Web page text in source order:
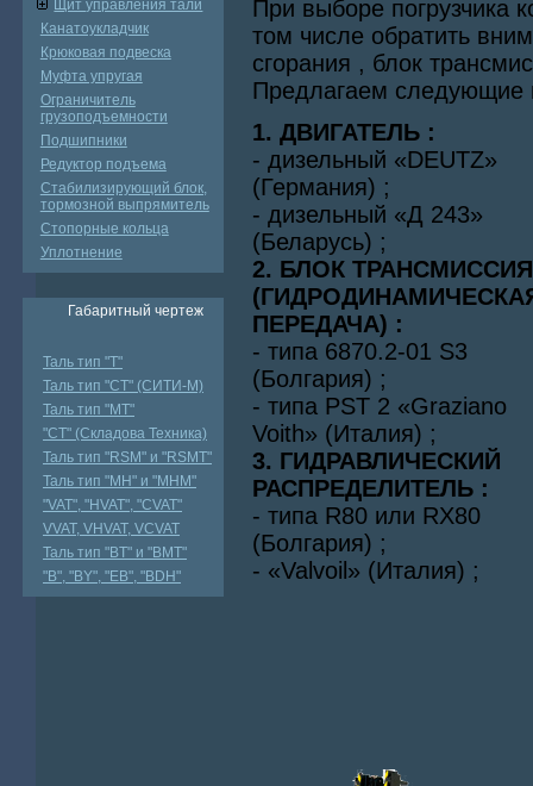
Щит управления тали
Канатоукладчик
Крюковая подвеска
Муфта упругая
Ограничитель
грузоподъемности
Подшипники
Редуктор подъема
Стабилизирующий блок,
тормозной выпрямитель
Стопорные кольца
Уплотнение
Габаритный чертеж
Таль тип "Т"
Таль тип "СТ" (СИТИ-М)
Таль тип "МТ"
"СТ" (Складова Техника)
Таль тип "RSМ" и "RSMT"
Таль тип "MH" и "МНМ"
"VAT", "HVAT", "CVAT"
VVAT, VHVAT, VCVAT
Таль тип "BT" и "BMT"
"В", "BY", "EВ", "BDH"
При выборе погрузчика
том числе обратить
сгорания , блок
Предлагаем следующие
1. ДВИГАТЕЛЬ :
- дизельный «DEUTZ»
(Германия) ;
- дизельный «Д 243»
(Беларусь) ;
2. БЛОК ТРАНСМИССИЯ
ПЕРЕДАЧА) :
- типа 6870.2-01 S3
(Болгария) ;
- типа PST 2 «Graziano
Voith» (Италия) ;
3. ГИДРАВЛИЧЕСКИЙ
РАСПРЕДЕЛИТЕЛЬ :
- типа R80 или RX80
(Болгария) ;
- «Valvoil» (Италия) ;